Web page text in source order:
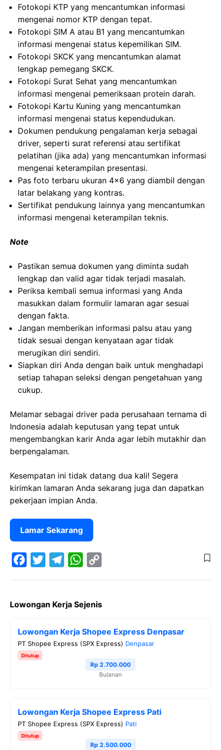
Fotokopi KTP yang mencantumkan informasi
mengenai nomor KTP dengan tepat.
Fotokopi SIM A atau B1 yang mencantumkan
informasi mengenai status kepemilikan SIM.
Fotokopi SKCK yang mencantumkan alamat
lengkap pemegang SKCK.
Fotokopi Surat Sehat yang mencantumkan
informasi mengenai pemeriksaan protein darah.
Fotokopi Kartu Kuning yang mencantumkan
informasi mengenai status kependudukan.
Dokumen pendukung pengalaman kerja sebagai
driver, seperti surat referensi atau sertifikat
pelatihan (jika ada) yang mencantumkan informasi
mengenai keterampilan presentasi.
Pas foto terbaru ukuran 4×6 yang diambil dengan
latar belakang yang kontras.
Sertifikat pendukung lainnya yang mencantumkan
informasi mengenai keterampilan teknis.
Note
Pastikan semua dokumen yang diminta sudah
lengkap dan valid agar tidak terjadi masalah.
Periksa kembali semua informasi yang Anda
masukkan dalam formulir lamaran agar sesuai
dengan fakta.
Jangan memberikan informasi palsu atau yang
tidak sesuai dengan kenyataan agar tidak
merugikan diri sendiri.
Siapkan diri Anda dengan baik untuk menghadapi
setiap tahapan seleksi dengan pengetahuan yang
cukup.
Melamar sebagai driver pada perusahaan ternama di
Indonesia adalah keputusan yang tepat untuk
mengembangkan karir Anda agar lebih mutakhir dan
berpengalaman.
Kesempatan ini tidak datang dua kali! Segera
kirimkan lamaran Anda sekarang juga dan dapatkan
pekerjaan impian Anda.
Lamar Sekarang
c
i
t
e
r
l
g
r
a
s
A
p
L
i
n
Lowongan Kerja Sejenis
Lowongan Kerja Shopee Express Denpasar
PT Shopee Express (SPX Express) Denpasar
Ditutup
Rp 2.700.000
Bulanan
Lowongan Kerja Shopee Express Pati
PT Shopee Express (SPX Express) Pati
Ditutup
Rp 2.500.000